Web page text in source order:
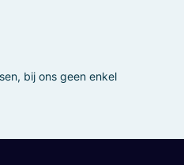
bij ons geen enkel